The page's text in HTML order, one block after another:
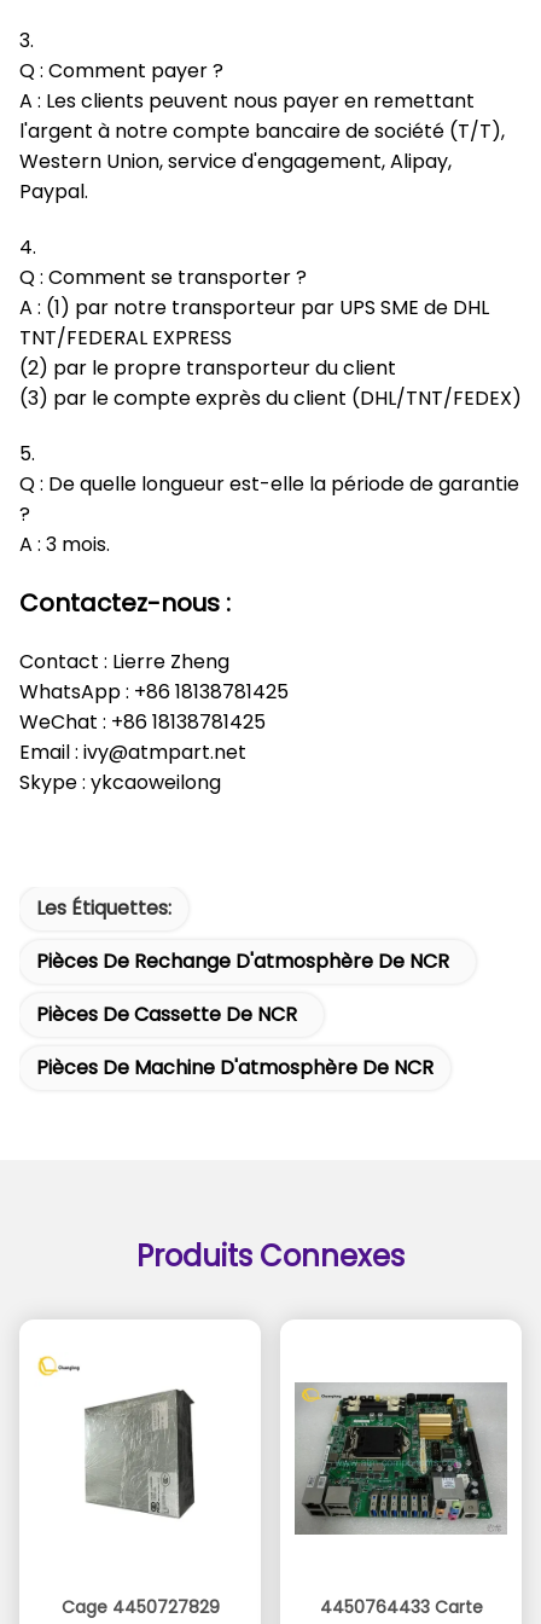
3.
Q : Comment payer ?
A : Les clients peuvent nous payer en remettant
l'argent à notre compte bancaire de société (T/T),
Western Union, service d'engagement, Alipay,
Paypal.
4.
Q : Comment se transporter ?
A : (1) par notre transporteur par UPS SME de DHL
TNT/FEDERAL EXPRESS
(2) par le propre transporteur du client
(3) par le compte exprès du client (DHL/TNT/FEDEX)
5.
Q : De quelle longueur est-elle la période de garantie
?
A : 3 mois.
Contactez-nous :
Contact : Lierre Zheng
WhatsApp : +86 18138781425
WeChat : +86 18138781425
Email : ivy@atmpart.net
Skype : ykcaoweilong
Les Étiquettes:
Pièces De Rechange D'atmosphère De NCR
Pièces De Cassette De NCR
Pièces De Machine D'atmosphère De NCR
Produits Connexes
Cage 4450727829
4450764433 Carte